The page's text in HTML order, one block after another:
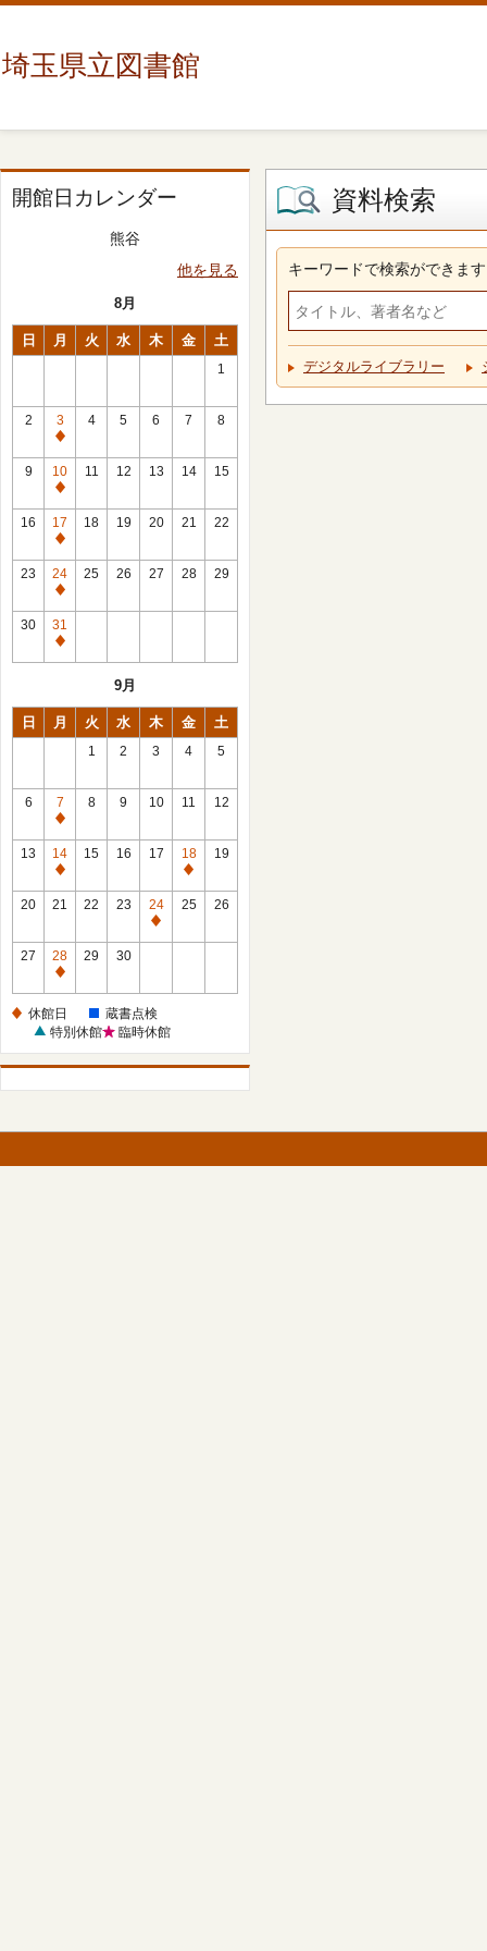
埼玉県立図書館
開館日カレンダー
熊谷
他を見る
8月
日 月 火 水 木 金 土
1
2
3
休
館
日
4 5 6 7 8
9
10
休
館
日
11 12 13 14 15
16
17
休
館
日
18 19 20 21 22
23
24
休
館
日
25 26 27 28 29
30
31
休
9月
日 月 火 水 木 金 土
1 2 3 4 5
6
7
休
館
日
8 9 10 11 12
13
14
休
館
15 16 17
18
休
館
19
20 21 22 23
24
休
25 26
27
28
休
日
29 30
休館日
蔵書点検
特別休館
臨時休館
資料検索
キーワードで検索ができます
デジタルライブラリー